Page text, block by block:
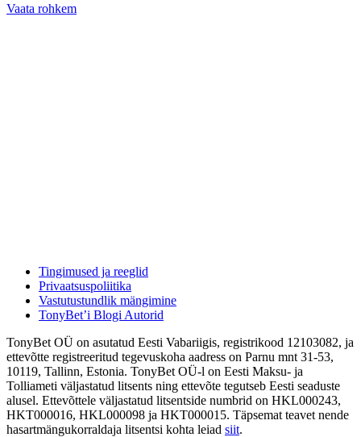
Vaata rohkem
Tingimused ja reeglid
Privaatsuspoliitika
Vastutustundlik mängimine
TonyBet’i Blogi Autorid
TonyBet OÜ on asutatud Eesti Vabariigis, registrikood 12103082, ja
ettevõtte registreeritud tegevuskoha aadress on Parnu mnt 31-53,
10119, Tallinn, Estonia. TonyBet OÜ-l on Eesti Maksu- ja
Tolliameti väljastatud litsents ning ettevõte tegutseb Eesti seaduste
alusel. Ettevõttele väljastatud litsentside numbrid on HKL000243,
HKT000016, HKL000098 ja HKT000015. Täpsemat teavet nende
hasartmängukorraldaja litsentsi kohta leiad siit.